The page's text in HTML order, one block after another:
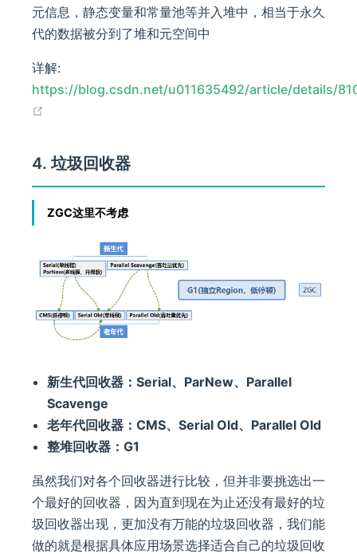
元信息，静态变量和常量池等并入堆中，相当于永久
代的数据被分到了堆和元空间中
详解:
https://blog.csdn.net/u011635492/article/details/
4. 垃圾回收器
ZGC这里不考虑
新生代回收器：Serial、ParNew、Parallel
Scavenge
老年代回收器：CMS、Serial Old、Parallel Old
整堆回收器：G1
虽然我们对各个回收器进行比较，但并非要挑选出一
个最好的回收器，因为直到现在为止还没有最好的垃
圾回收器出现，更加没有万能的垃圾回收器，我们能
做的就是根据具体应用场景选择适合自己的垃圾回收